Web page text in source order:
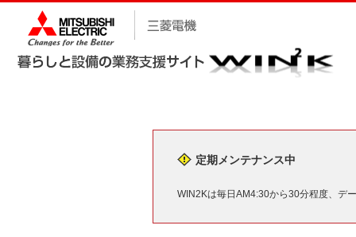
定期メンテナンス中
WIN2Kは毎日AM4:30から30分程度、デ